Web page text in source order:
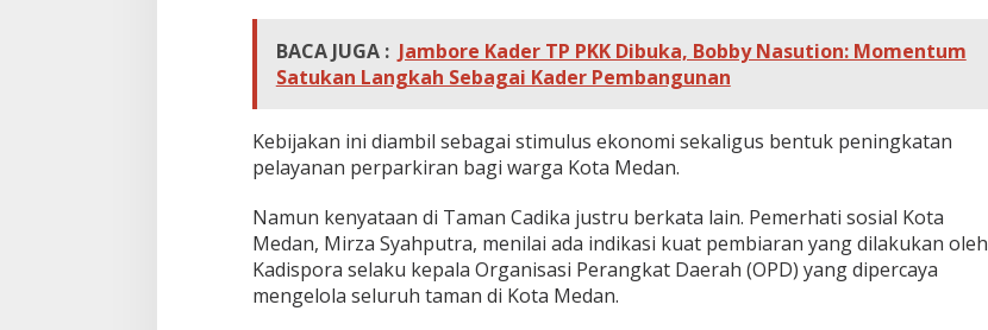
i
T
S
e
l
a
n
d
e
BACA JUGA : Jambore Kader TP PKK Dibuka, Bobby Nasution: Momentum
Satukan Langkah Sebagai Kader Pembangunan
Kebijakan ini diambil sebagai stimulus ekonomi sekaligus bentuk peningkatan
pelayanan perparkiran bagi warga Kota Medan.
Namun kenyataan di Taman Cadika justru berkata lain. Pemerhati sosial Kota
Medan, Mirza Syahputra, menilai ada indikasi kuat pembiaran yang dilakukan oleh
Kadispora selaku kepala Organisasi Perangkat Daerah (OPD) yang dipercaya
mengelola seluruh taman di Kota Medan.